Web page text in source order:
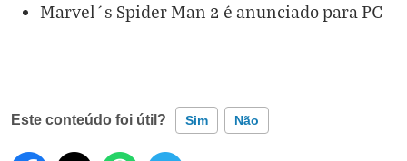
Marvel´s Spider Man 2 é anunciado para PC
Este conteúdo foi útil? Sim Não